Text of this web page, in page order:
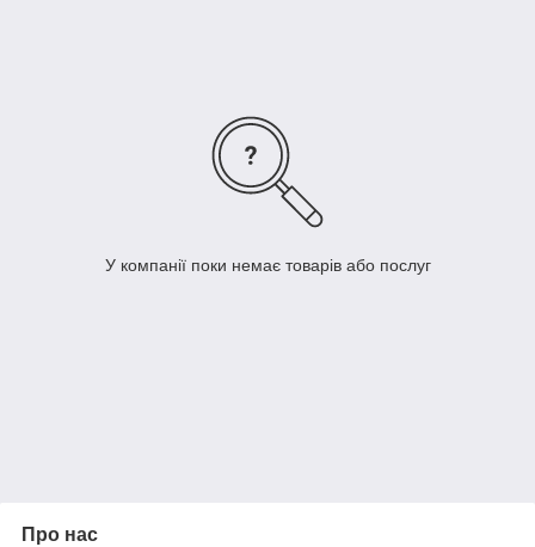
У компанії поки немає товарів або послуг
Про нас